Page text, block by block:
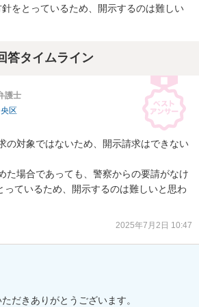
をとっているため、開示するのは難しい
答タイムライン
護士
区
の対象ではないため、開示請求はできない
た場合であっても、警察からの要請がなけ
っているため、開示するのは難しいと思わ
2025年7月2日 10:47
だきありがとうございます。